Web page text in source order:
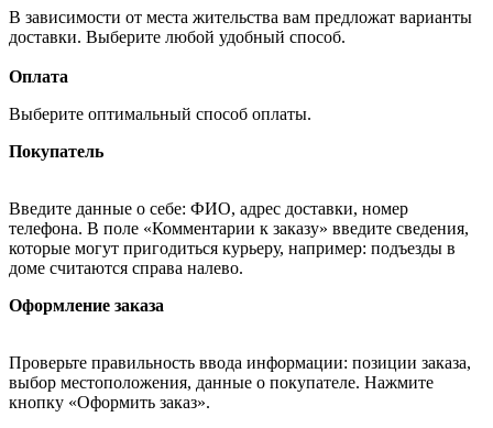
В зависимости от места жительства вам предложат варианты
доставки. Выберите любой удобный способ.
Оплата
Выберите оптимальный способ оплаты.
Покупатель
Введите данные о себе: ФИО, адрес доставки, номер
телефона. В поле «Комментарии к заказу» введите сведения,
которые могут пригодиться курьеру, например: подъезды в
доме считаются справа налево.
Оформление заказа
Проверьте правильность ввода информации: позиции заказа,
выбор местоположения, данные о покупателе. Нажмите
кнопку «Оформить заказ».